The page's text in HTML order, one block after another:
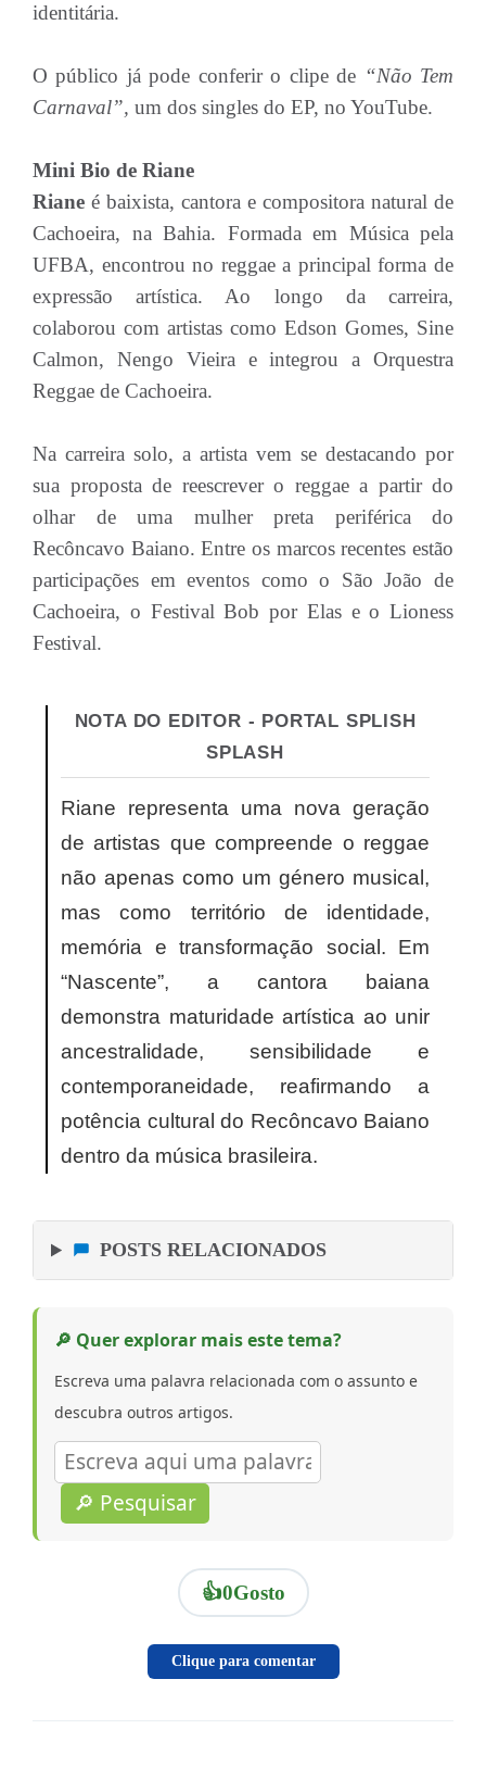
identitária.
O público já pode conferir o clipe de “Não Tem
Carnaval”, um dos singles do EP, no YouTube.
Mini Bio de Riane
Riane é baixista, cantora e compositora natural de
Cachoeira, na Bahia. Formada em Música pela
UFBA, encontrou no reggae a principal forma de
expressão artística. Ao longo da carreira,
colaborou com artistas como Edson Gomes, Sine
Calmon, Nengo Vieira e integrou a Orquestra
Reggae de Cachoeira.
Na carreira solo, a artista vem se destacando por
sua proposta de reescrever o reggae a partir do
olhar de uma mulher preta periférica do
Recôncavo Baiano. Entre os marcos recentes estão
participações em eventos como o São João de
Cachoeira, o Festival Bob por Elas e o Lioness
Festival.
NOTA DO EDITOR - PORTAL SPLISH
SPLASH
Riane representa uma nova geração
de artistas que compreende o reggae
não apenas como um género musical,
mas como território de identidade,
memória e transformação social. Em
“Nascente”, a cantora baiana
demonstra maturidade artística ao unir
ancestralidade, sensibilidade e
contemporaneidade, reafirmando a
potência cultural do Recôncavo Baiano
dentro da música brasileira.
POSTS RELACIONADOS
🔎 Quer explorar mais este tema?
Escreva uma palavra relacionada com o assunto e
descubra outros artigos.
🔎 Pesquisar
👍0Gosto
Clique para comentar